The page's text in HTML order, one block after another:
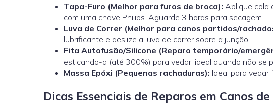
Tapa-Furo (Melhor para furos de broca): Aplique cola
com uma chave Philips. Aguarde 3 horas para secagem.
Luva de Correr (Melhor para canos partidos/
lubrificante e deslize a luva de correr sobre a junção.
Fita Autofusão/Silicone (Reparo temporário/
esticando-a (até 300%) para vedar, ideal quando não se
Massa Epóxi (Pequenas rachaduras): Ideal para vedar
Dicas Essenciais de Reparos em Canos de